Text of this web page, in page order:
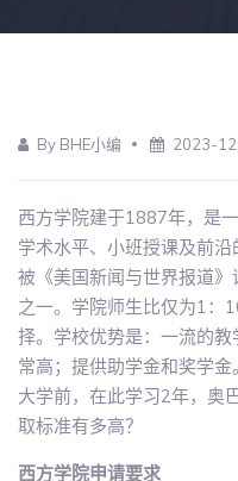
By BHE小编 2023-
西方学院建于1887年，是
学术水平、小班授课及前
被《美国新闻与世界报道
之一。学院师生比仅为1：
择。学校优势是：一流的
常高；提供助学金和奖学
大学前，在此学习2年，奥
取标准有多高？
西方学院申请要求